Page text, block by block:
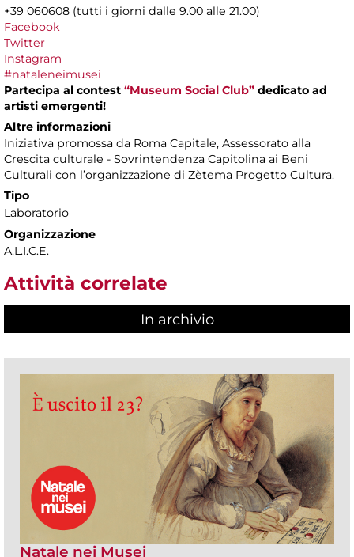
+39 060608 (tutti i giorni dalle 9.00 alle 21.00)
Facebook
Twitter
Instagram
#nataleneimusei
Partecipa al contest “Museum Social Club” dedicato ad
artisti emergenti!
Altre informazioni
Iniziativa promossa da Roma Capitale, Assessorato alla
Crescita culturale - Sovrintendenza Capitolina ai Beni
Culturali con l’organizzazione di Zètema Progetto Cultura.
Tipo
Laboratorio
Organizzazione
A.L.I.C.E.
Attività correlate
In archivio
Natale nei Musei